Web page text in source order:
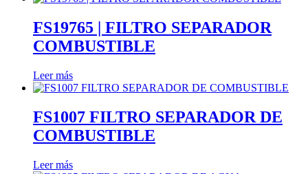
FS19765 | FILTRO SEPARADOR
COMBUSTIBLE
Leer más
FS1007 FILTRO SEPARADOR DE
COMBUSTIBLE
Leer más